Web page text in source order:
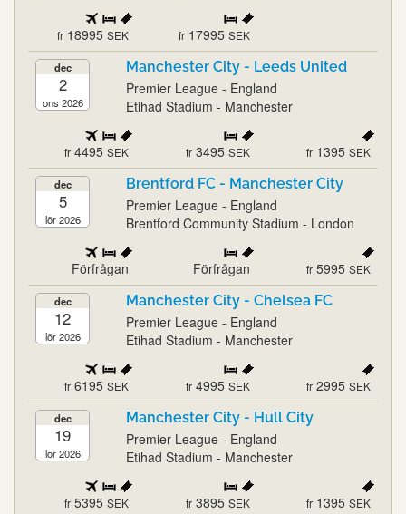
fr 18995 SEK fr 17995 SEK
dec
2
ons 2026
Manchester City - Leeds United
Premier League - England
Etihad Stadium - Manchester
fr 4495 SEK fr 3495 SEK fr 1395 SEK
dec
5
lör 2026
Brentford FC - Manchester City
Premier League - England
Brentford Community Stadium - London
Förfrågan Förfrågan fr 5995 SEK
dec
12
lör 2026
Manchester City - Chelsea FC
Premier League - England
Etihad Stadium - Manchester
fr 6195 SEK fr 4995 SEK fr 2995 SEK
dec
19
lör 2026
Manchester City - Hull City
Premier League - England
Etihad Stadium - Manchester
fr 5395 SEK fr 3895 SEK fr 1395 SEK